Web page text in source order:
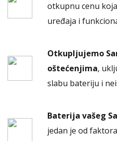
otkupnu cenu
uređaja i
Otkupljujemo
oštećenjima,
slabu bateriju i
Baterija vašeg
jedan je od